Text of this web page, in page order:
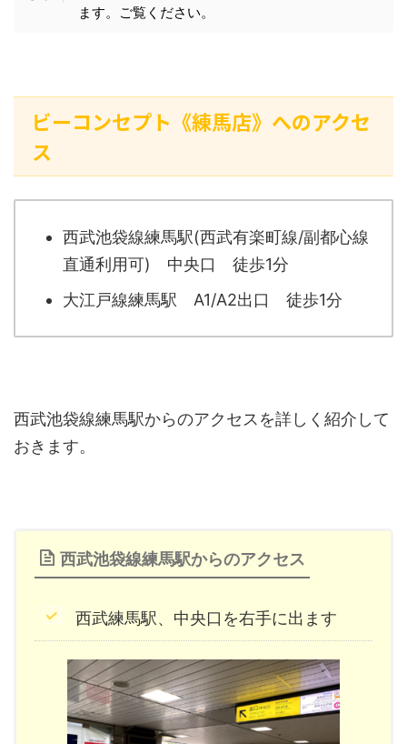
ます。ご覧ください。
ビーコンセプト《練馬店》へのアクセ
ス
西武池袋線練馬駅(西武有楽町線/副都心線
直通利用可) 中央口 徒歩1分
大江戸線練馬駅 A1/A2出口 徒歩1分
西武池袋線練馬駅からのアクセスを詳しく紹介して
おきます。
西武池袋線練馬駅からのアクセス
西武練馬駅、中央口を右手に出ます